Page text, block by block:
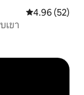
คะแนนเฉลี่ย
4.96 (52)
ขา